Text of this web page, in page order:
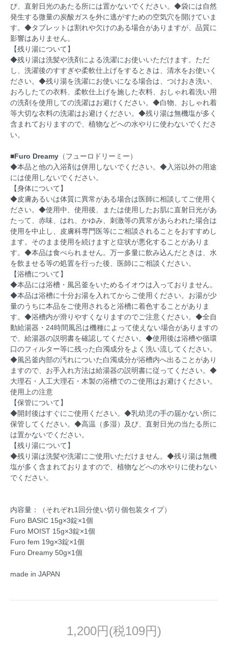
び、直射日光のあたる所には置かないでください。◆袋には自然
発生する微量の炭酸ガスを外に逃がすための空気穴を開けていま
す。◆タブレットは割れや欠けのある場合がありますが、品質に
影響はありません。
【残り湯について】
◆残り湯は洗髪や洗剤による洗濯にお使いいただけます。ただ
し、洗濯後のすすぎや柔軟仕上げをするときは、清水をお使いく
ださい。◆残り湯を洗濯にお使いになる場合は、つけおき洗い、
おろしたての衣料、柔軟仕上げを施した衣料、おしゃれ着洗い用
の洗剤を使用しての洗濯はお避けください。◆白物、おしゃれ着
等大切な衣料の洗濯はお避けください。◆残り湯は無機塩が多く
含まれておりますので、植物などへの水やりに使わないでくださ
い。
■Furo Dreamy （フューロドリーミー）
◆本品と他の入浴剤は併用しないでください。◆入浴以外の用途
には使用しないでください。
【身体について】
◆皮膚あるいは体質に異常がある場合は医師に相談してご使用く
ださい。◆使用中、使用後、または使用したお肌に直射日光があ
たって、赤味、はれ、かゆみ、刺激等の異常があらわれた場合は
使用を中止し、皮膚科専門医等にご相談されることをおすすめし
ます。そのまま使用を続けますと症状が悪化することがありま
す。◆本品は食べられません。万一多量に飲み込んだときは、水
を飲ませる等の処置を行った後、医師にご相談ください。
【浴槽について】
◆本品には浴槽・風呂釜をいためるイオウは入っておりません。
◆本品は浴槽に十分お湯を入れてからご使用ください。お湯が少
量のうちに本品をご使用されると浴槽に着色することがありま
す。◆浴槽内が滑りやすくなりますのでご注意ください。◆全自
動給湯器・24時間風呂は機種によって使えない場合がありますの
で、給湯器の説明書を確認してください。◆使用後は浴槽や循環
口のフィルター等に残った白濁成分をよく洗い流してください。
◆風呂釜内部の汚れについた白濁成分が浴槽内へ出ることがあり
ますので、お手入れ方法は給湯器の説明書に従ってください。◆
大理石・人工大理石・木製の浴槽でのご使用はお避けください。
使用上の注意
【保管について】
◆開封後はすぐにご使用ください。◆乳幼児の手の届かない所に
保管してください。◆高温（多湿）及び、直射日光の当たる所に
は置かないでください。
【残り湯について】
◆残り湯は洗髪や洗濯にご使用いただけません。◆残り湯は無機
塩が多く含まれておりますので、植物などへの水やりに使わない
でください。
内容量：（それぞれ1回分使い切り個包装タイプ）
Furo BASIC 15g×3錠×1個
Furo MOIST 15g×3錠×1個
Furo fem 19g×3錠×1個
Furo Dreamy 50g×1個
made in JAPAN
1,200円(税109円)